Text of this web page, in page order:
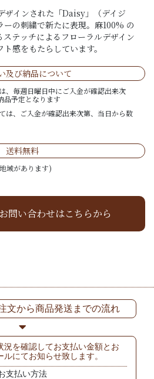
ザインされた「Daisy」（デイジ
の刺繍で新たに表現。麻100% の
テッチによるフローラルデザイン
感をもたらしています。
及び納品について
、毎週日曜日中にご入金が確認出来次
品予定となります
は、ご入金が確認出来次第、当日から数
送料無料
域があります)
問い合わせはこちらから
文から商品発送までの流れ
況を確認してお支払い金額とお
ルにてお知らせ致します。
支払い方法